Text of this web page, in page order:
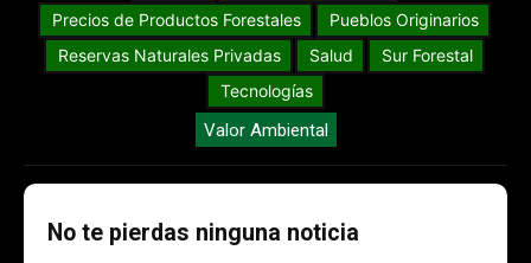
Precios de Productos Forestales
Pueblos Originarios
Reservas Naturales Privadas
Salud
Sur Forestal
Tecnologías
Valor Ambiental
No te pierdas ninguna noticia